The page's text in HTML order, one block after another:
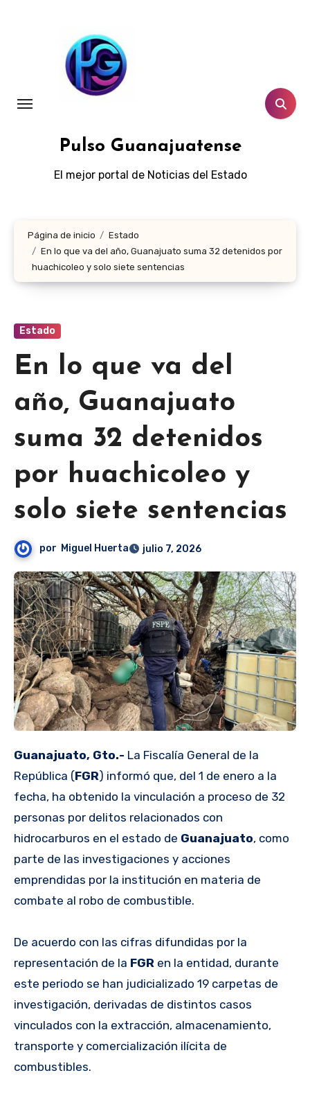
Pulso Guanajuatense
El mejor portal de Noticias del Estado
Página de inicio
Estado
En lo que va del año, Guanajuato suma 32 detenidos por
huachicoleo y solo siete sentencias
Estado
En lo que va del
año, Guanajuato
suma 32 detenidos
por huachicoleo y
solo siete sentencias
por Miguel Huerta julio 7, 2026
Guanajuato, Gto.- La Fiscalía General de la
República (FGR) informó que, del 1 de enero a la
fecha, ha obtenido la vinculación a proceso de 32
personas por delitos relacionados con
hidrocarburos en el estado de Guanajuato, como
parte de las investigaciones y acciones
emprendidas por la institución en materia de
combate al robo de combustible.
De acuerdo con las cifras difundidas por la
representación de la FGR en la entidad, durante
este periodo se han judicializado 19 carpetas de
investigación, derivadas de distintos casos
vinculados con la extracción, almacenamiento,
transporte y comercialización ilícita de
combustibles.